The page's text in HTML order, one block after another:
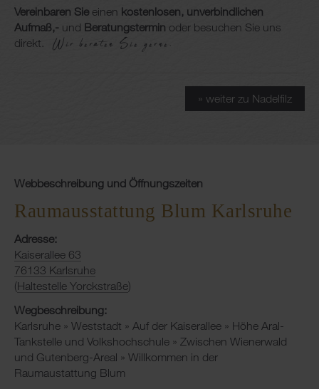
Vereinbaren Sie einen kostenlosen, unverbindlichen
Aufmaß,- und Beratungstermin oder besuchen Sie uns
direkt. Wir beraten Sie gerne.
» weiter zu Nadelfilz
Webbeschreibung und Öffnungszeiten
Raumausstattung Blum Karlsruhe
Adresse:
Kaiserallee 63
76133 Karlsruhe
(Haltestelle Yorckstraße)
Wegbeschreibung:
Karlsruhe » Weststadt » Auf der Kaiserallee » Höhe Aral-
Tankstelle und Volkshochschule » Zwischen Wienerwald
und Gutenberg-Areal » Willkommen in der
Raumaustattung Blum